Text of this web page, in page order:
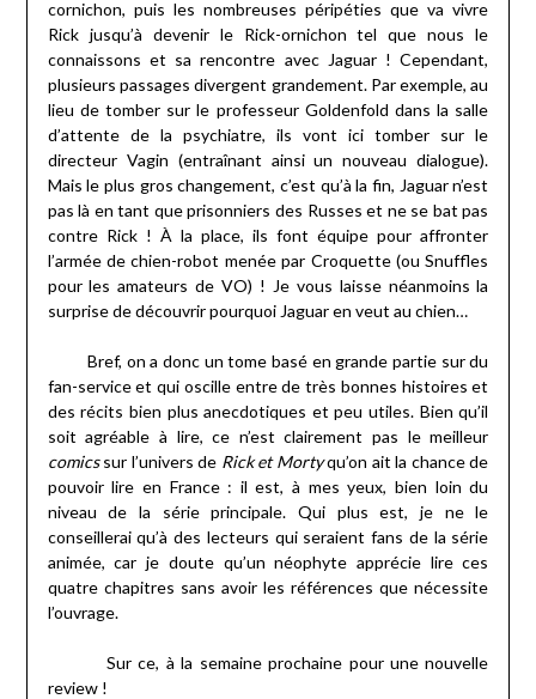
cornichon, puis les nombreuses péripéties que va vivre
Rick jusqu’à devenir le Rick-ornichon tel que nous le
connaissons et sa rencontre avec Jaguar ! Cependant,
plusieurs passages divergent grandement. Par exemple, au
lieu de tomber sur le professeur Goldenfold dans la salle
d’attente de la psychiatre, ils vont ici tomber sur le
directeur Vagin (entraînant ainsi un nouveau dialogue).
Mais le plus gros changement, c’est qu’à la fin, Jaguar n’est
pas là en tant que prisonniers des Russes et ne se bat pas
contre Rick ! À la place, ils font équipe pour affronter
l’armée de chien-robot menée par Croquette (ou Snuffles
pour les amateurs de VO) ! Je vous laisse néanmoins la
surprise de découvrir pourquoi Jaguar en veut au chien…
Bref, on a donc un tome basé en grande partie sur du
fan-service et qui oscille entre de très bonnes histoires et
des récits bien plus anecdotiques et peu utiles. Bien qu’il
soit agréable à lire, ce n’est clairement pas le meilleur
comicssur l’univers de Rick et Mortyqu’on ait la chance de
pouvoir lire en France : il est, à mes yeux, bien loin du
niveau de la série principale. Qui plus est, je ne le
conseillerai qu’à des lecteurs qui seraient fans de la série
animée, car je doute qu’un néophyte apprécie lire ces
quatre chapitres sans avoir les références que nécessite
l’ouvrage.
Sur ce, à la semaine prochaine pour une nouvelle
review !